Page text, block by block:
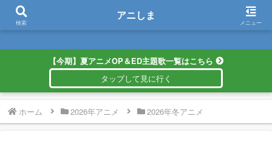
アニしま
【今期】夏アニメOP＆ED主題歌一覧はこちら
ホーム 2026年アニメ 2026年冬アニメ
検索
アニしま
メニュー